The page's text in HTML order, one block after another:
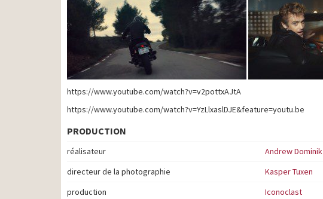
https://www.youtube.com/watch?v=v2pottxAJtA
https://www.youtube.com/watch?v=YzLlxaslDJE&feature=youtu.be
PRODUCTION
réalisateur
Andrew Dominik
directeur de la photographie
Kasper Tuxen
production
Iconoclast